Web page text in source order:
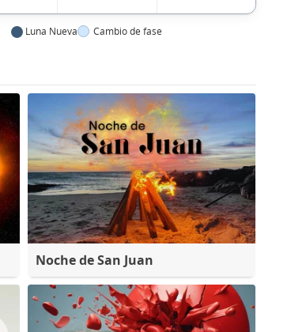
Luna Nueva Cambio de fase
Noche de San Juan